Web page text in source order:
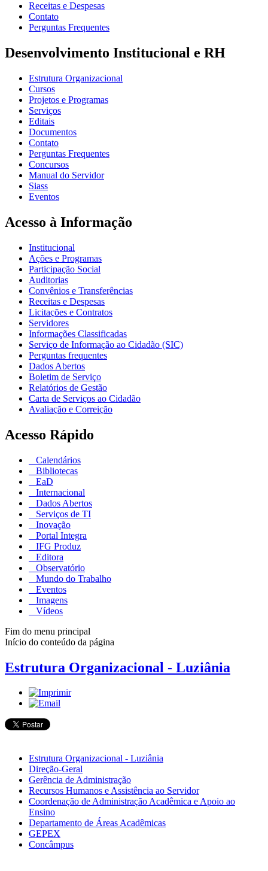
Receitas e Despesas
Contato
Perguntas Frequentes
Desenvolvimento Institucional e RH
Estrutura Organizacional
Cursos
Projetos e Programas
Serviços
Editais
Documentos
Contato
Perguntas Frequentes
Concursos
Manual do Servidor
Siass
Eventos
Acesso à Informação
Institucional
Ações e Programas
Participação Social
Auditorias
Convênios e Transferências
Receitas e Despesas
Licitações e Contratos
Servidores
Informações Classificadas
Serviço de Informação ao Cidadão (SIC)
Perguntas frequentes
Dados Abertos
Boletim de Serviço
Relatórios de Gestão
Carta de Serviços ao Cidadão
Avaliação e Correição
Acesso Rápido
Calendários
Bibliotecas
EaD
Internacional
Dados Abertos
Serviços de TI
Inovação
Portal Integra
IFG Produz
Editora
Observatório
Mundo do Trabalho
Eventos
Imagens
Vídeos
Fim do menu principal
Início do conteúdo da página
Estrutura Organizacional - Luziânia
Estrutura Organizacional - Luziânia
Direção-Geral
Gerência de Administração
Recursos Humanos e Assistência ao Servidor
Coordenação de Administração Acadêmica e Apoio ao
Ensino
Departamento de Áreas Acadêmicas
GEPEX
Concâmpus